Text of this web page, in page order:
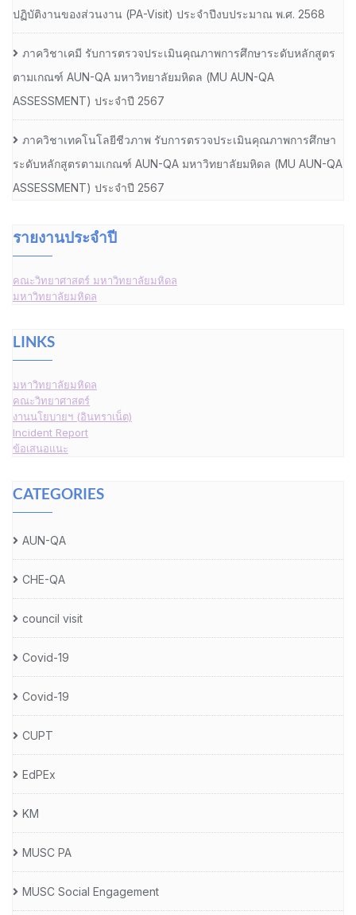
ปฏิบัติงานของส่วนงาน (PA-Visit) ประจำปีงบประมาณ พ.ศ. 2568
ภาควิชาเคมี รับการตรวจประเมินคุณภาพการศึกษาระดับหลักสูตร
ตามเกณฑ์ AUN-QA มหาวิทยาลัยมหิดล (MU AUN-QA
ASSESSMENT) ประจำปี 2567
ภาควิชาเทคโนโลยีชีวภาพ รับการตรวจประเมินคุณภาพการศึกษา
ระดับหลักสูตรตามเกณฑ์ AUN-QA มหาวิทยาลัยมหิดล (MU AUN-QA
ASSESSMENT) ประจำปี 2567
รายงานประจำปี
คณะวิทยาศาสตร์ มหาวิทยาลัยมหิดล
มหาวิทยาลัยมหิดล
LINKS
มหาวิทยาลัยมหิดล
คณะวิทยาศาสตร์
งานนโยบายฯ (อินทราเน็ต)
Incident Report
ข้อเสนอแนะ
CATEGORIES
AUN-QA
CHE-QA
council visit
Covid-19
Covid-19
CUPT
EdPEx
KM
MUSC PA
MUSC Social Engagement